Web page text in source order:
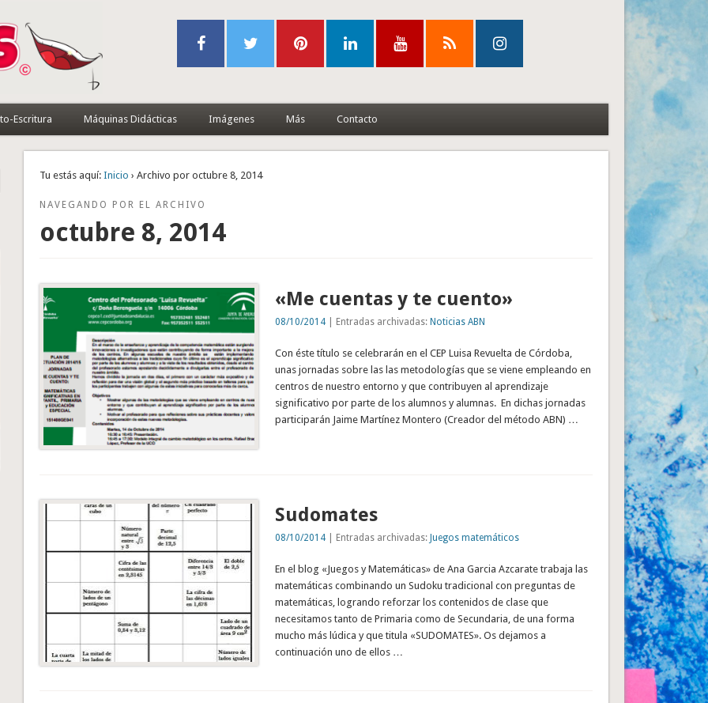
Escritura Máquinas Didácticas Imágenes Más Contacto
Tu estás aquí: Inicio › Archivo por octubre 8, 2014
NAVEGANDO POR EL ARCHIVO
octubre 8, 2014
«Me cuentas y te cuento»
08/10/2014| Entradas archivadas: Noticias ABN
Con éste título se celebrarán en el CEP Luisa Revuelta de Córdoba,
unas jornadas sobre las las metodologías que se viene empleando en
centros de nuestro entorno y que contribuyen al aprendizaje
significativo por parte de los alumnos y alumnas. En dichas jornadas
participarán Jaime Martínez Montero (Creador del método ABN) …
Sudomates
08/10/2014| Entradas archivadas: Juegos matemáticos
En el blog «Juegos y Matemáticas» de Ana Garcia Azcarate trabaja las
matemáticas combinando un Sudoku tradicional con preguntas de
matemáticas, logrando reforzar los contenidos de clase que
necesitamos tanto de Primaria como de Secundaria, de una forma
mucho más lúdica y que titula «SUDOMATES». Os dejamos a
continuación uno de ellos …